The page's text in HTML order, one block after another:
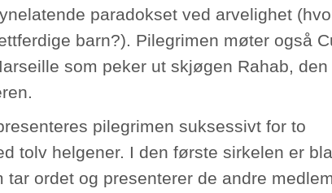
paradokset ved arvelighet
barn?). Pilegrimen møter også
som peker ut skjøgen Rahab, den
pilegrimen suksessivt for to
tolv helgener. I den første sirkelen er
tar ordet og presenterer de andre